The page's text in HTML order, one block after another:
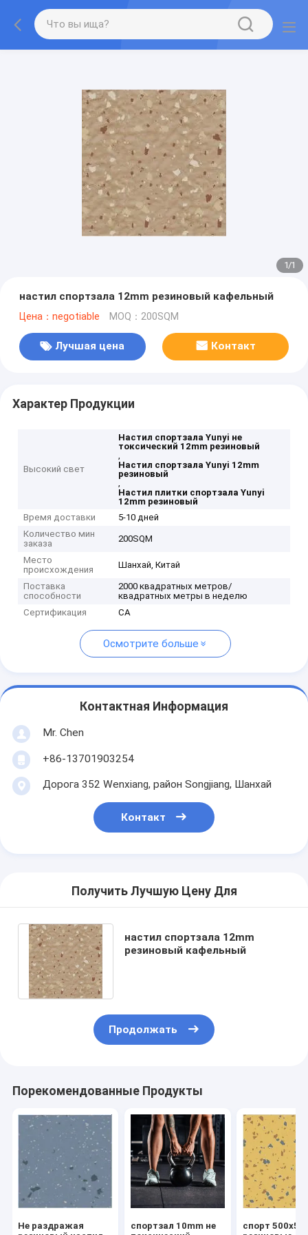
1/1
настил спортзала 12mm резиновый кафельный
Цена：negotiable MOQ：200SQM
Лучшая цена Контакт
Характер Продукции
Высокий свет
Настил спортзала Yunyi не
токсический 12mm резиновый
,
Настил спортзала Yunyi 12mm
резиновый
,
Настил плитки спортзала Yunyi
12mm резиновый
Время доставки
5-10 дней
Количество мин
заказа
200SQM
Место
происхождения
Шанхай, Китай
Поставка
способности
2000 квадратных метров/
квадратных метры в неделю
Сертификация
CA
Осмотрите больше
Контактная Информация
Mr. Chen
+86-13701903254
Дорога 352 Wenxiang, район Songjiang, Шанхай
Контакт
Получить Лучшую Цену Для
настил спортзала 12mm
резиновый кафельный
Продолжать
Порекомендованные Продукты
Не раздражая
спортзал 10mm не
спорт